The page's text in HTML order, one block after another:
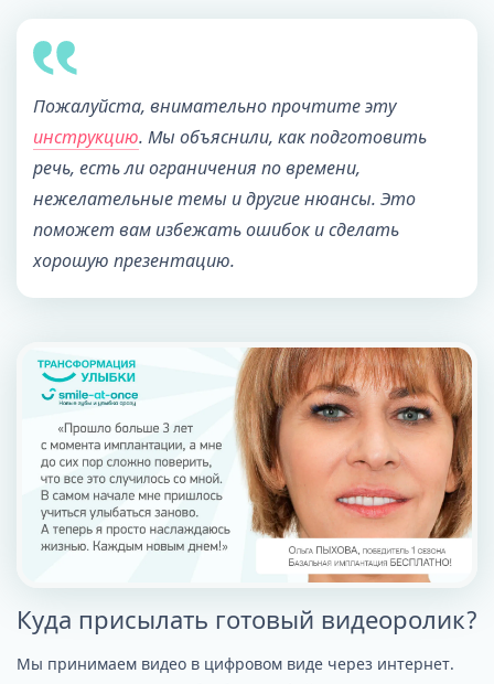
Пожалуйста, внимательно прочтите эту
инструкцию. Мы объяснили, как подготовить
речь, есть ли ограничения по времени,
нежелательные темы и другие нюансы. Это
поможет вам избежать ошибок и сделать
хорошую презентацию.
Куда присылать готовый видеоролик?
Мы принимаем видео в цифровом виде через интернет.